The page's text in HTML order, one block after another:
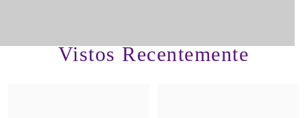
Vistos Recentemente